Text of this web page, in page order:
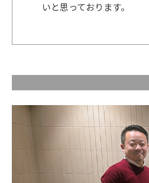
いと思っております。